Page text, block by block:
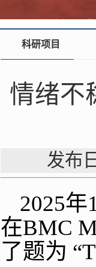
科研项目
情绪不
发布
2025
在BMC
了题为